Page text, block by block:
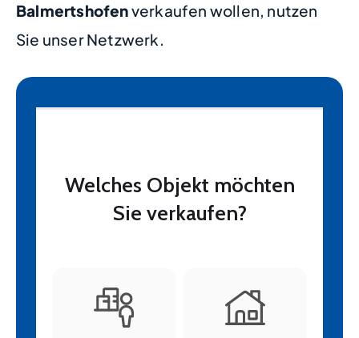
Balmertshofenverkaufen wollen, nutzen
Sie unser Netzwerk.